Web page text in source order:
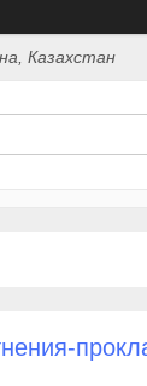
Казахстан